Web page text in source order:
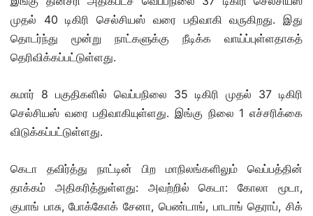
முதல் 40 டிகிரி செல்சியஸ் வரை பதிவாகி வருகிறது. இது
தொடர்ந்து மூன்று நாட்களுக்கு நீடிக்க வாய்ப்புள்ளதாகத்
தெரிவிக்கப்பட்டுள்ளது.
சுமார் 8 பகுதிகளில் வெப்பநிலை 35 டிகிரி முதல் 37 டிகிரி
செல்சியஸ் வரை பதிவாகியுள்ளது. இங்கு நிலை 1 எச்சரிக்கை
விடுக்கப்பட்டுள்ளது.
கெடா தவிர்த்து நாட்டின் பிற மாநிலங்களிலும் வெப்பத்தின்
தாக்கம் அதிகரித்துள்ளது: அவற்றில் கெடா: கோலா மூடா,
குபாங் பாசு, போக்கோக் சேனா, பெண்டாங், பாடாங் தெராப், சிக்